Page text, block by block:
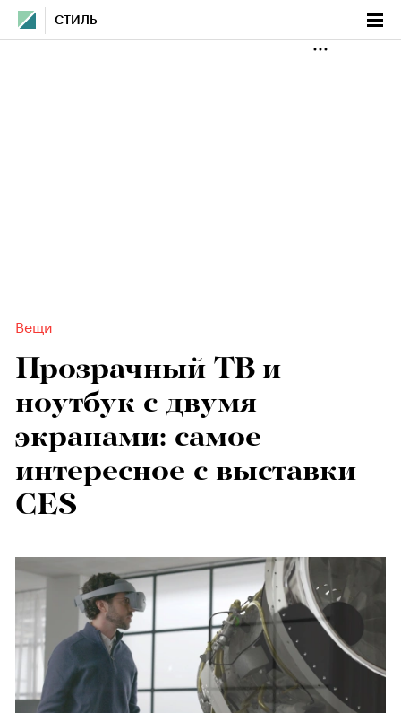
СТИЛЬ
Вещи
Прозрачный ТВ и
ноутбук с двумя
экранами: самое
интересное с выставки
CES